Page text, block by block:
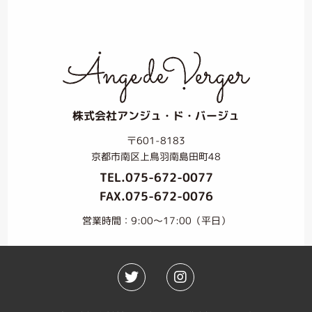
株式会社アンジュ・ド・バージュ
〒601-8183
京都市南区上鳥羽南島田町48
TEL.075-672-0077
FAX.075-672-0076
営業時間：9:00〜17:00（平日）